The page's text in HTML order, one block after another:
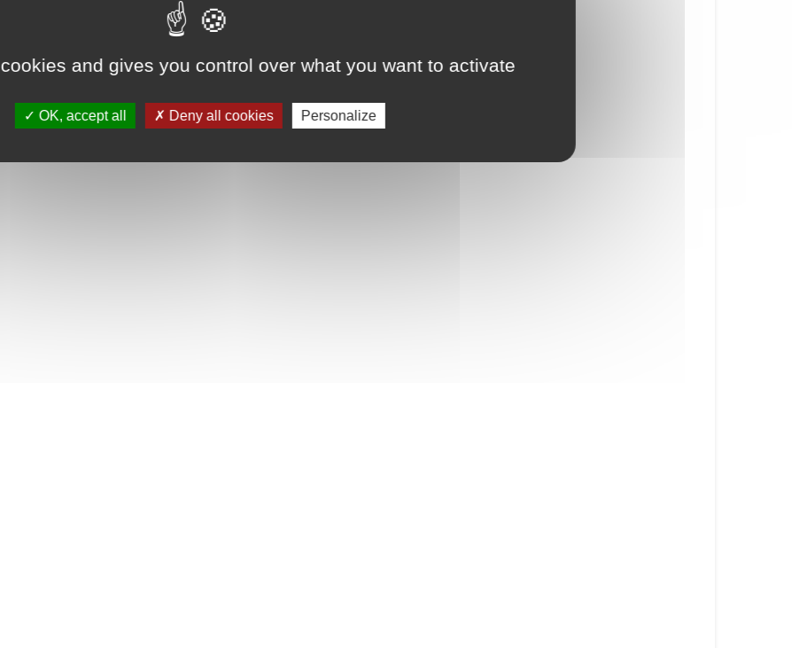
and gives you control over what you want to activate
OK, accept all Deny all cookies Personalize